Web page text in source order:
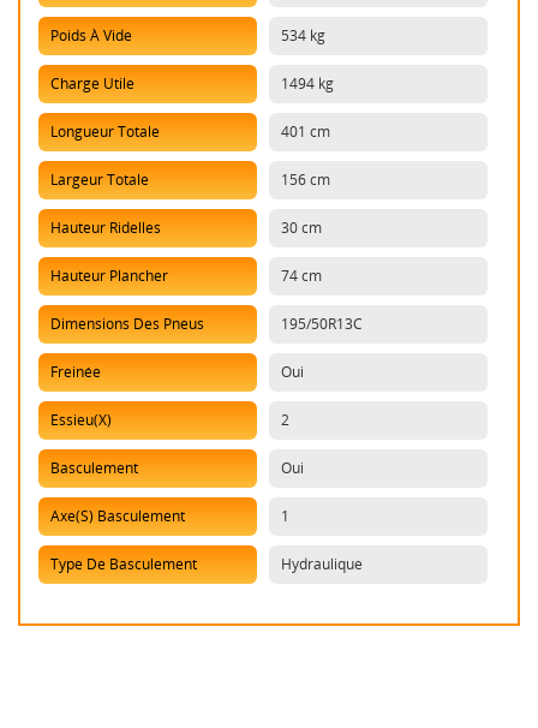
Poids À Vide 534 kg
Charge Utile 1494 kg
Longueur Totale 401 cm
Largeur Totale 156 cm
Hauteur Ridelles 30 cm
Hauteur Plancher 74 cm
Dimensions Des Pneus 195/50R13C
Freinée Oui
Essieu(x) 2
Basculement Oui
Axe(s) Basculement 1
Type De Basculement Hydraulique